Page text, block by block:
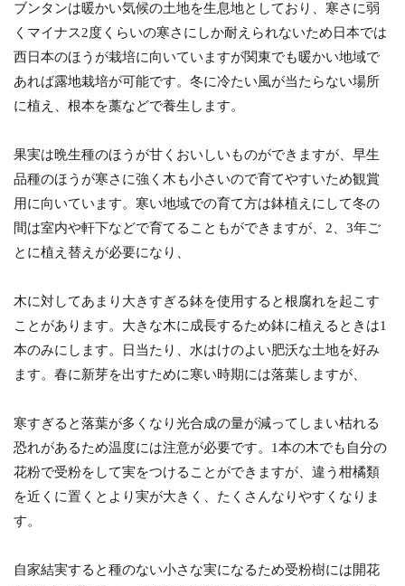
ブンタンは暖かい気候の土地を生息地としており、寒さに弱
くマイナス2度くらいの寒さにしか耐えられないため日本では
西日本のほうが栽培に向いていますが関東でも暖かい地域で
あれば露地栽培が可能です。冬に冷たい風が当たらない場所
に植え、根本を藁などで養生します。
果実は晩生種のほうが甘くおいしいものができますが、早生
品種のほうが寒さに強く木も小さいので育てやすいため観賞
用に向いています。寒い地域での育て方は鉢植えにして冬の
間は室内や軒下などで育てることもができますが、2、3年ご
とに植え替えが必要になり、
木に対してあまり大きすぎる鉢を使用すると根腐れを起こす
ことがあります。大きな木に成長するため鉢に植えるときは1
本のみにします。日当たり、水はけのよい肥沃な土地を好み
ます。春に新芽を出すために寒い時期には落葉しますが、
寒すぎると落葉が多くなり光合成の量が減ってしまい枯れる
恐れがあるため温度には注意が必要です。1本の木でも自分の
花粉で受粉をして実をつけることができますが、違う柑橘類
を近くに置くとより実が大きく、たくさんなりやすくなりま
す。
自家結実すると種のない小さな実になるため受粉樹には開花